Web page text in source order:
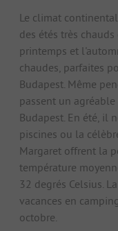
Le climat
des étés très
printemps et
chaudes, parfaites
Budapest. Même
passent un
Budapest. En été, il
piscines ou la
Margaret offrent la
température
32 degrés Celsius.
vacances en
octobre.